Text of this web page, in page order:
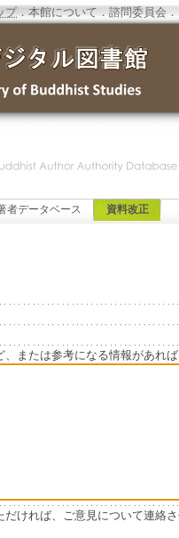
プ．本館について ．諮問委員会 ．
者データベース 資料改正
、または参考になる情報があれ
だければ、ご意見について連絡